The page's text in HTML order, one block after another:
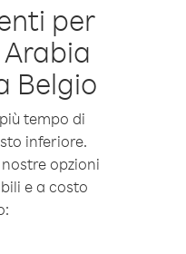
per
Belgio
tempo di
inferiore.
opzioni
e a costo